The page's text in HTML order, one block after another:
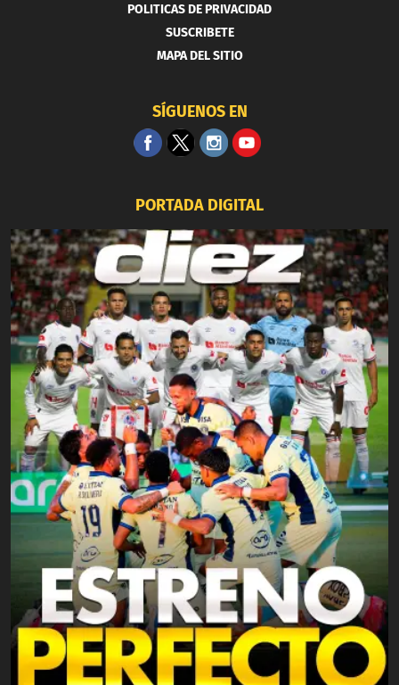
POLITICAS DE PRIVACIDAD
SUSCRIBETE
MAPA DEL SITIO
SÍGUENOS EN
PORTADA DIGITAL